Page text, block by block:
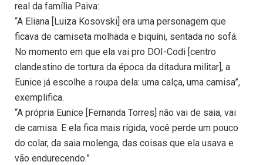
real da família Paiva:
“A Eliana [Luiza Kosovski] era uma personagem que
ficava de camiseta molhada e biquíni, sentada no sofá.
No momento em que ela vai pro DOI-Codi [centro
clandestino de tortura da época da ditadura militar], a
Eunice já escolhe a roupa dela: uma calça, uma camisa”,
exemplifica.
“A própria Eunice [Fernanda Torres] não vai de saia, vai
de camisa. E ela fica mais rígida, você perde um pouco
do colar, da saia molenga, das coisas que ela usava e
vão endurecendo.”